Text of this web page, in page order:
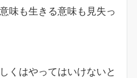
味も生きる意味も見失っ
くはやってはいけないと